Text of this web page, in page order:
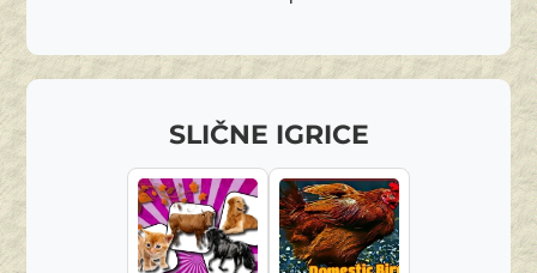
SLIČNE IGRICE